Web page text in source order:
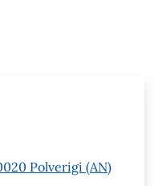
Polverigi (AN)